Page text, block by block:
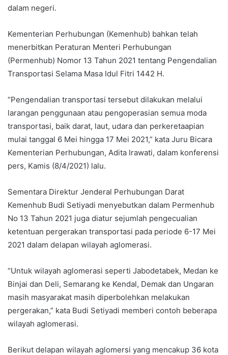
dalam negeri.
Kementerian Perhubungan (Kemenhub) bahkan telah
menerbitkan Peraturan Menteri Perhubungan
(Permenhub) Nomor 13 Tahun 2021 tentang Pengendalian
Transportasi Selama Masa Idul Fitri 1442 H.
“Pengendalian transportasi tersebut dilakukan melalui
larangan penggunaan atau pengoperasian semua moda
transportasi, baik darat, laut, udara dan perkeretaapian
mulai tanggal 6 Mei hingga 17 Mei 2021,” kata Juru Bicara
Kementerian Perhubungan, Adita Irawati, dalam konferensi
pers, Kamis (8/4/2021) lalu.
Sementara Direktur Jenderal Perhubungan Darat
Kemenhub Budi Setiyadi menyebutkan dalam Permenhub
No 13 Tahun 2021 juga diatur sejumlah pengecualian
ketentuan pergerakan transportasi pada periode 6-17 Mei
2021 dalam delapan wilayah aglomerasi.
“Untuk wilayah aglomerasi seperti Jabodetabek, Medan ke
Binjai dan Deli, Semarang ke Kendal, Demak dan Ungaran
masih masyarakat masih diperbolehkan melakukan
pergerakan,” kata Budi Setiyadi memberi contoh beberapa
wilayah aglomerasi.
Berikut delapan wilayah aglomersi yang mencakup 36 kota